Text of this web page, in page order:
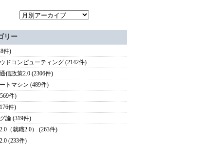
リー
件)
ドコンピューティング (2142件)
信政策2.0 (2306件)
トマシン (489件)
件)
件)
論 (319件)
（就職2.0） (263件)
(233件)